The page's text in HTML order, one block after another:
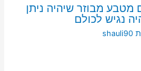
מטבע מבוזר שיהיה ניתן
נגיש לכולם
shauli90